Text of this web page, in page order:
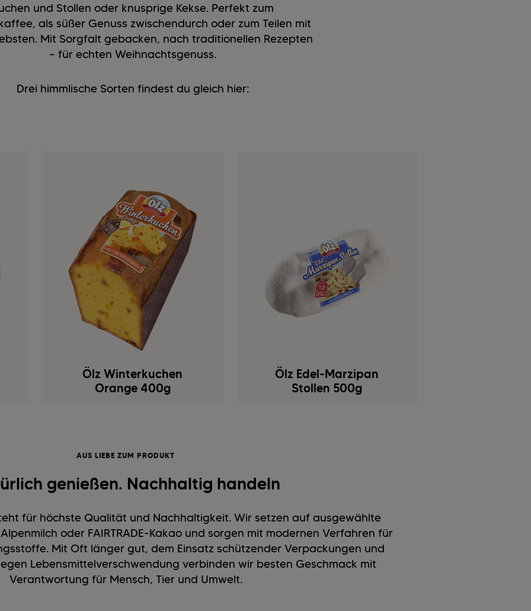
und Stollen oder knusprige Kekse. Perfekt zum
als süßer Genuss zwischendurch oder zum Teilen mit
Mit Sorgfalt gebacken, nach traditionellen Rezepten
– für echten Weihnachtsgenuss.
Drei himmlische Sorten findest du gleich hier:
Ölz Winterkuchen
Orange 400g
Ölz Edel-Marzipan
Stollen 500g
AUS LIEBE ZUM PRODUKT
genießen. Nachhaltig handeln
für höchste Qualität und Nachhaltigkeit. Wir setzen auf ausgewählte
oder FAIRTRADE-Kakao und sorgen mit modernen Verfahren für
Mit Oft länger gut, dem Einsatz schützender Verpackungen und
Lebensmittelverschwendung verbinden wir besten Geschmack mit
Verantwortung für Mensch, Tier und Umwelt.